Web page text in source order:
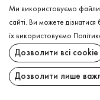
Спідниця
ОПИС
Ми використовуємо
сайті. Ви можете
їх використовуємо
Дозволити всі cookie
Дозволити лише